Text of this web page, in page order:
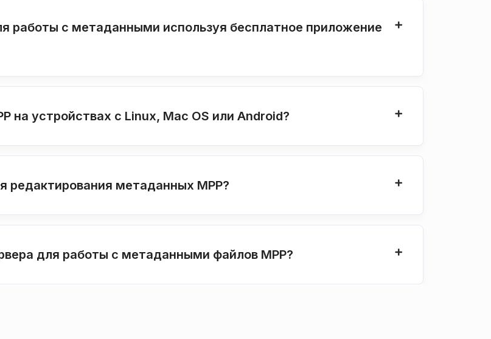
работы с метаданными используя бесплатное приложение
на устройствах с Linux, Mac OS или Android?
редактирования метаданных MPP?
для работы с метаданными файлов MPP?